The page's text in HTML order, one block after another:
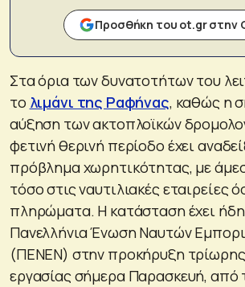
Προσθήκη του ot.gr στην
Στα όρια των δυνατοτήτων του
το λιμάνι της Ραφήνας, καθώς η
αύξηση των ακτοπλοϊκών
φετινή θερινή περίοδο έχει
πρόβλημα χωρητικότητας, με
τόσο στις ναυτιλιακές εταιρείες
πληρώματα. Η κατάσταση έχει
Πανελλήνια Ένωση Ναυτών
(ΠΕΝΕΝ) στην προκήρυξη
εργασίας σήμερα Παρασκευή, από